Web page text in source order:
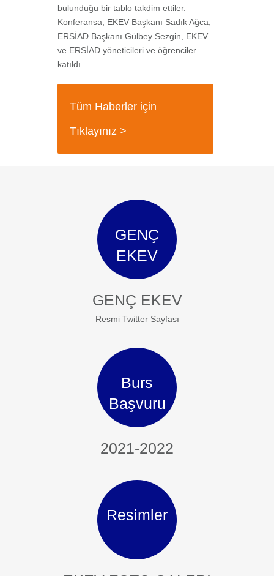
bulunduğu bir tablo takdim ettiler.
Konferansa, EKEV Başkanı Sadık Ağca,
ERSİAD Başkanı Gülbey Sezgin, EKEV
ve ERSİAD yöneticileri ve öğrenciler
katıldı.
Tüm Haberler için
Tıklayınız >
GENÇ
EKEV
GENÇ EKEV
Resmi Twitter Sayfası
Burs
Başvuru
2021-2022
Resimler